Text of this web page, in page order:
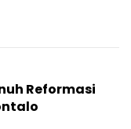
Reformasi